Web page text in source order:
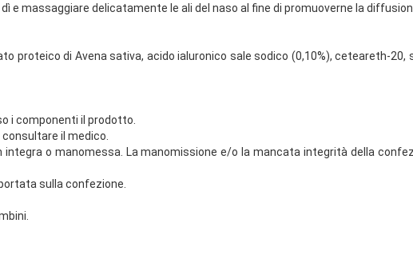
e massaggiare delicatamente le ali del naso al fine di promuoverne la
proteico di Avena sativa, acido ialuronico sale sodico (0,10%), ceteareth-20,
i componenti il prodotto.
il medico.
o manomessa. La manomissione e/o la mancata integrità della
sulla confezione.